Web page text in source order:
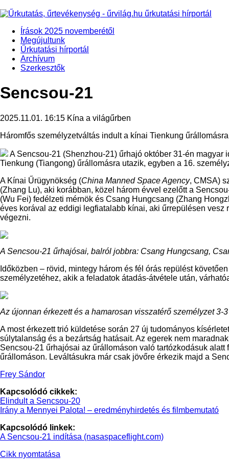
Írások 2025 novemberétől
Megújultunk
Űrkutatási hírportál
Archívum
Szerkesztők
Sencsou-21
2025.11.01. 16:15 Kína a világűrben
Háromfős személyzetváltás indult a kínai Tienkung
A Sencsou-21 (Shenzhou-21) űrhajó október 31-én
Tienkung (Tiangong) űrállomásra utazik, egyben a 16.
A Kínai Űrügynökség (China Manned Space Agency, CMSA)
(Zhang Lu), aki korábban, közel három évvel ezelőtt a
(Wu Fei) fedélzeti mérnök és Csang Hungcsang (Zhang
éves korával az eddigi legfiatalabb kínai, aki űrrepülésen
végezni.
A Sencsou-21 űrhajósai, balról jobbra: Csang Hungcsang,
Időközben – rövid, mintegy három és fél órás repülést
személyzetéhez, akik a feladatok átadás-átvétele után,
Az újonnan érkezett és a hamarosan visszatérő személyzet
A most érkezett trió küldetése során 27 új tudományos
súlytalanság és a bezártság hatásait. Az egerek nem
Sencsou-21 űrhajósai az űrállomáson való tartózkodásuk
űrállomáson. Leváltásukra már csak jövőre érkezik majd a
Frey Sándor
Kapcsolódó cikkek:
Elindult a Sencsou-20
Irány a Mennyei Palota! – eredményhirdetés és filmbemutató
Kapcsolódó linkek:
A Sencsou-21 indítása (nasaspaceflight.com)
Cikk nyomtatása